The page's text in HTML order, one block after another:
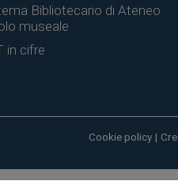
Bibliotecario di Ateneo
museale
in cifre
Cookie policy |